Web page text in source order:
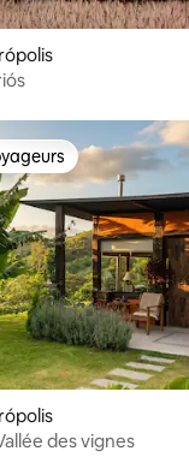
les plus appréciés
des vignes